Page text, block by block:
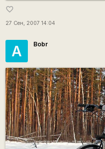
favorite_border
27 Сен, 2007 14:04
A Bobr